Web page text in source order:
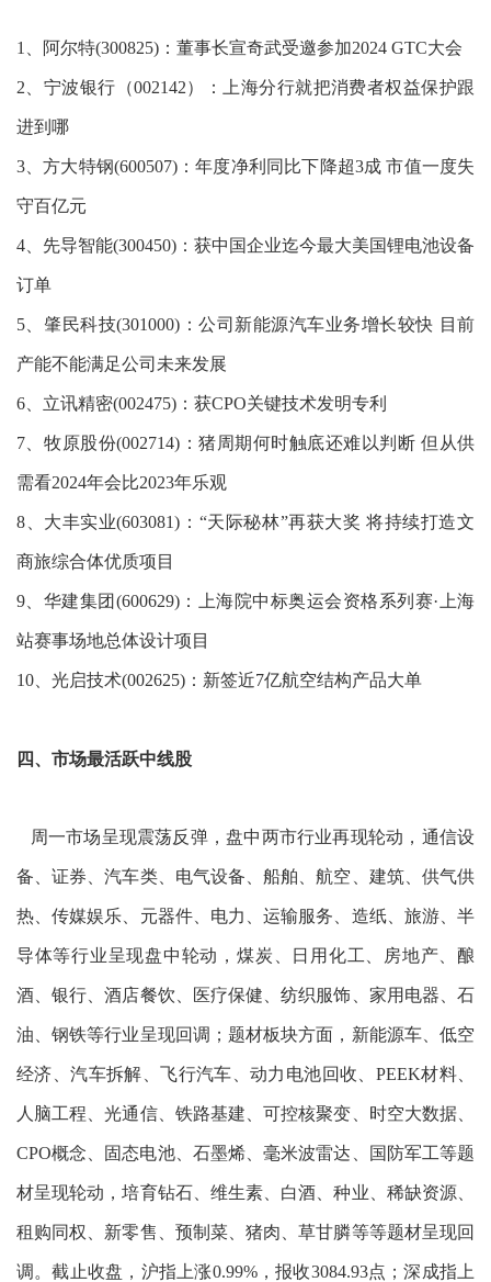
1、阿尔特(300825)：董事长宣奇武受邀参加2024 GTC大会
2、宁波银行（002142）：上海分行就把消费者权益保护跟
进到哪
3、方大特钢(600507)：年度净利同比下降超3成 市值一度失
守百亿元
4、先导智能(300450)：获中国企业迄今最大美国锂电池设备
订单
5、肇民科技(301000)：公司新能源汽车业务增长较快 目前
产能不能满足公司未来发展
6、立讯精密(002475)：获CPO关键技术发明专利
7、牧原股份(002714)：猪周期何时触底还难以判断 但从供
需看2024年会比2023年乐观
8、大丰实业(603081)：“天际秘林”再获大奖 将持续打造文
商旅综合体优质项目
9、华建集团(600629)：上海院中标奥运会资格系列赛·上海
站赛事场地总体设计项目
10、光启技术(002625)：新签近7亿航空结构产品大单
四、市场最活跃中线股
周一市场呈现震荡反弹，盘中两市行业再现轮动，通信设
备、证券、汽车类、电气设备、船舶、航空、建筑、供气供
热、传媒娱乐、元器件、电力、运输服务、造纸、旅游、半
导体等行业呈现盘中轮动，煤炭、日用化工、房地产、酿
酒、银行、酒店餐饮、医疗保健、纺织服饰、家用电器、石
油、钢铁等行业呈现回调；题材板块方面，新能源车、低空
经济、汽车拆解、飞行汽车、动力电池回收、PEEK材料、
人脑工程、光通信、铁路基建、可控核聚变、时空大数据、
CPO概念、固态电池、石墨烯、毫米波雷达、国防军工等题
材呈现轮动，培育钻石、维生素、白酒、种业、稀缺资源、
租购同权、新零售、预制菜、猪肉、草甘膦等等题材呈现回
调。截止收盘，沪指上涨0.99%，报收3084.93点；深成指上